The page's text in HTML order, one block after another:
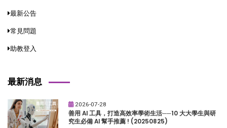
最新公告
常見問題
助教登入
最新消息
2026-07-28
善用 AI 工具，打造高效率學術生活──10 大大學生與研
究生必備 AI 幫手推薦 ! (20250825)